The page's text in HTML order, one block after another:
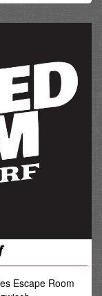
Escape Room